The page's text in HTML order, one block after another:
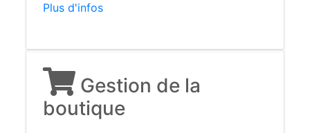
Plus d'infos
Gestion de la
boutique